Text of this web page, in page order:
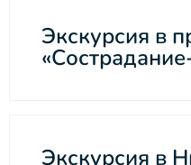
Экскурсия в
Экскурсия в